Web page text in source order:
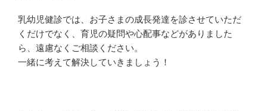
乳幼児健診では、お子さまの成長発達を診させていただ
くだけでなく、育児の疑問や心配事などがありました
ら、遠慮なくご相談ください。
一緒に考えて解決していきましょう！